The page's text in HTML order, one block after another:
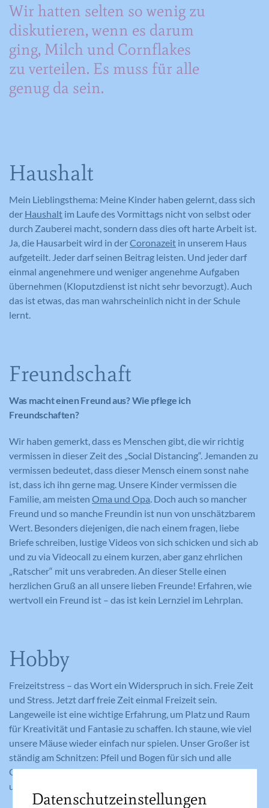
Wir hatten selten so wenig zu
diskutieren, wenn es darum
ging, Milch und Cornflakes
zu verteilen. Es muss für alle
genug da sein.
Haushalt
Mein Lieblingsthema: Meine Kinder haben gelernt, dass sich
der Haushalt im Laufe des Vormittags nicht von selbst oder
durch Zauberei macht, sondern dass dies oft harte Arbeit ist.
Ja, die Hausarbeit wird in derCoronazeit in unserem Haus
aufgeteilt. Jeder darf seinen Beitrag leisten. Und jeder darf
einmal angenehmere und weniger angenehme Aufgaben
übernehmen (Kloputzdienst ist nicht sehr bevorzugt). Auch
das ist etwas, das man wahrscheinlich nicht in der Schule
lernt.
Freundschaft
Was macht einen Freund aus? Wie pflege ich
Freundschaften?
Wir haben gemerkt, dass es Menschen gibt, die wir richtig
vermissen in dieser Zeit des „Social Distancing“. Jemanden zu
vermissen bedeutet, dass dieser Mensch einem sonst nahe
ist, dass ich ihn gerne mag. Unsere Kinder vermissen die
Familie, am meisten Oma und Opa. Doch auch so mancher
Freund und so manche Freundin ist nun von unschätzbarem
Wert. Besonders diejenigen, die nach einem fragen, liebe
Briefe schreiben, lustige Videos von sich schicken und sich ab
und zu via Videocall zu einem kurzen, aber ganz ehrlichen
„Ratscher“ mit uns verabreden. An dieser Stelle einen
herzlichen Gruß an all unsere lieben Freunde! Erfahren, wie
wertvoll ein Freund ist – das ist kein Lernziel im Lehrplan.
Hobby
Freizeitstress – das Wort ein Widerspruch in sich. Freie Zeit
und Stress. Jetzt darf freie Zeit einmal Freizeit sein.
Langeweile ist eine wichtige Erfahrung, um Platz und Raum
für Kreativität und Fantasie zu schaffen. Ich staune, wie viel
unsere Mäuse wieder einfach nur spielen. Unser Großer ist
ständig am Schnitzen: Pfeil und Bogen für sich und alle
Geschwister, Minifloß für den Bach, Kreuze für die Kartage
usw.
Datenschutzeinstellungen